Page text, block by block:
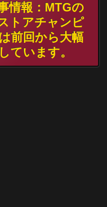
情報：MTGの
トアチャンピ
前回から大幅
ています。